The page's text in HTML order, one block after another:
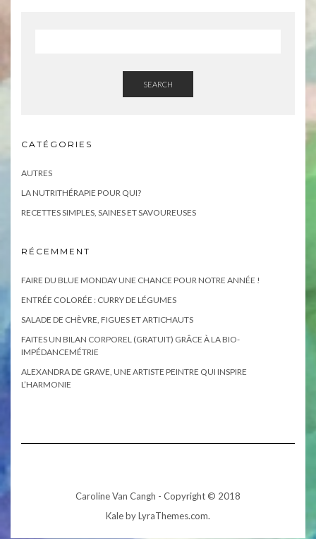
SEARCH
CATÉGORIES
AUTRES
LA NUTRITHÉRAPIE POUR QUI?
RECETTES SIMPLES, SAINES ET SAVOUREUSES
RÉCEMMENT
FAIRE DU BLUE MONDAY UNE CHANCE POUR NOTRE ANNÉE !
ENTRÉE COLORÉE : CURRY DE LÉGUMES
SALADE DE CHÈVRE, FIGUES ET ARTICHAUTS
FAITES UN BILAN CORPOREL (GRATUIT) GRÂCE À LA BIO-
IMPÉDANCEMÉTRIE
ALEXANDRA DE GRAVE, UNE ARTISTE PEINTRE QUI INSPIRE
L’HARMONIE
Caroline Van Cangh - Copyright © 2018
Kaleby LyraThemes.com.